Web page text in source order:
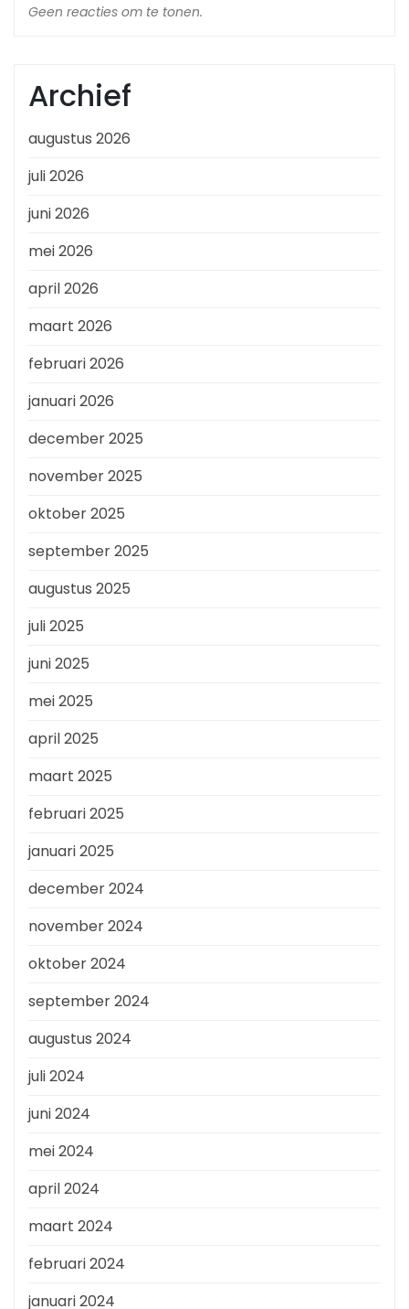
Geen reacties om te tonen.
Archief
augustus 2026
juli 2026
juni 2026
mei 2026
april 2026
maart 2026
februari 2026
januari 2026
december 2025
november 2025
oktober 2025
september 2025
augustus 2025
juli 2025
juni 2025
mei 2025
april 2025
maart 2025
februari 2025
januari 2025
december 2024
november 2024
oktober 2024
september 2024
augustus 2024
juli 2024
juni 2024
mei 2024
april 2024
maart 2024
februari 2024
januari 2024